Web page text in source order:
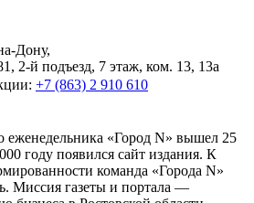
Дону,
2-й подъезд, 7 этаж, ком. 13, 13а
+7 (863) 2 910 610
еженедельника «Город N» вышел 25
году появился сайт издания. К
команда «Города N»
Миссия газеты и портала —